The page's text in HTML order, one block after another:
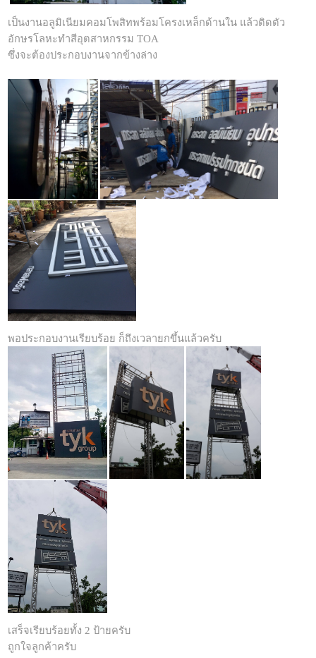
เป็นงานอลูมิเนียมคอมโพสิทพร้อมโครงเหล็กด้านใน แล้วติดตัว
อักษรโลหะทำสีอุตสาหกรรม TOA
ซึ่งจะต้องประกอบงานจากข้างล่าง
พอประกอบงานเรียบร้อย ก็ถึงเวลายกขึ้นแล้วครับ
เสร็จเรียบร้อยทั้ง 2 ป้ายครับ
ถูกใจลูกค้าครับ